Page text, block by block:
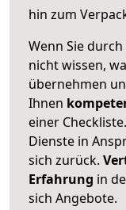
hin zum
Wenn Sie
nicht wissen,
übernehmen
Ihnen
einer Checkliste.
Dienste in
sich zurück.
Erfahrung in
sich Angebote.